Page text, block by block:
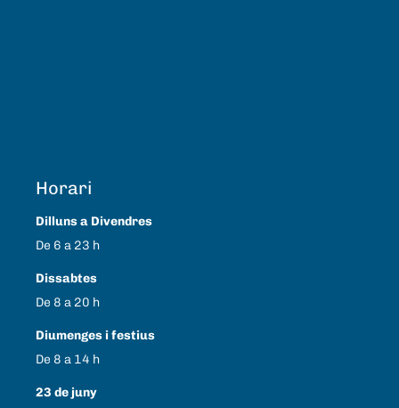
Horari
Dilluns a Divendres
De 6 a 23 h
Dissabtes
De 8 a 20 h
Diumenges i festius
De 8 a 14 h
23 de juny